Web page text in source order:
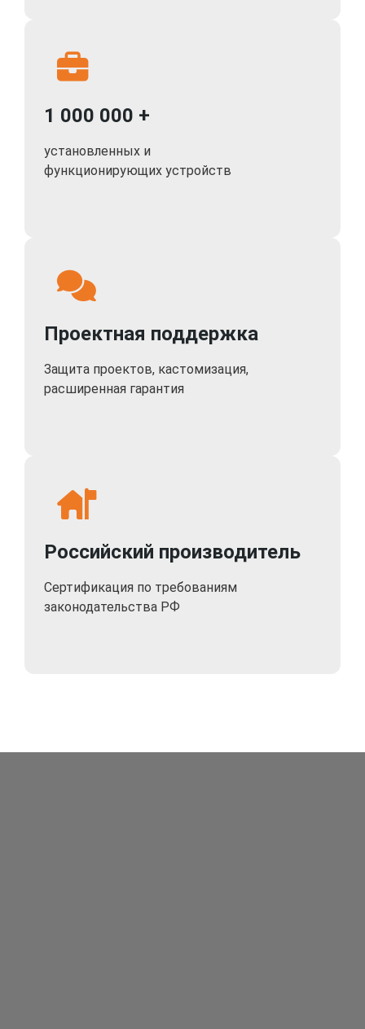
1 000 000 +
установленных и
функционирующих устройств
Проектная поддержка
Защита проектов, кастомизация,
расширенная гарантия
Российский производитель
Сертификация по требованиям
законодательства РФ